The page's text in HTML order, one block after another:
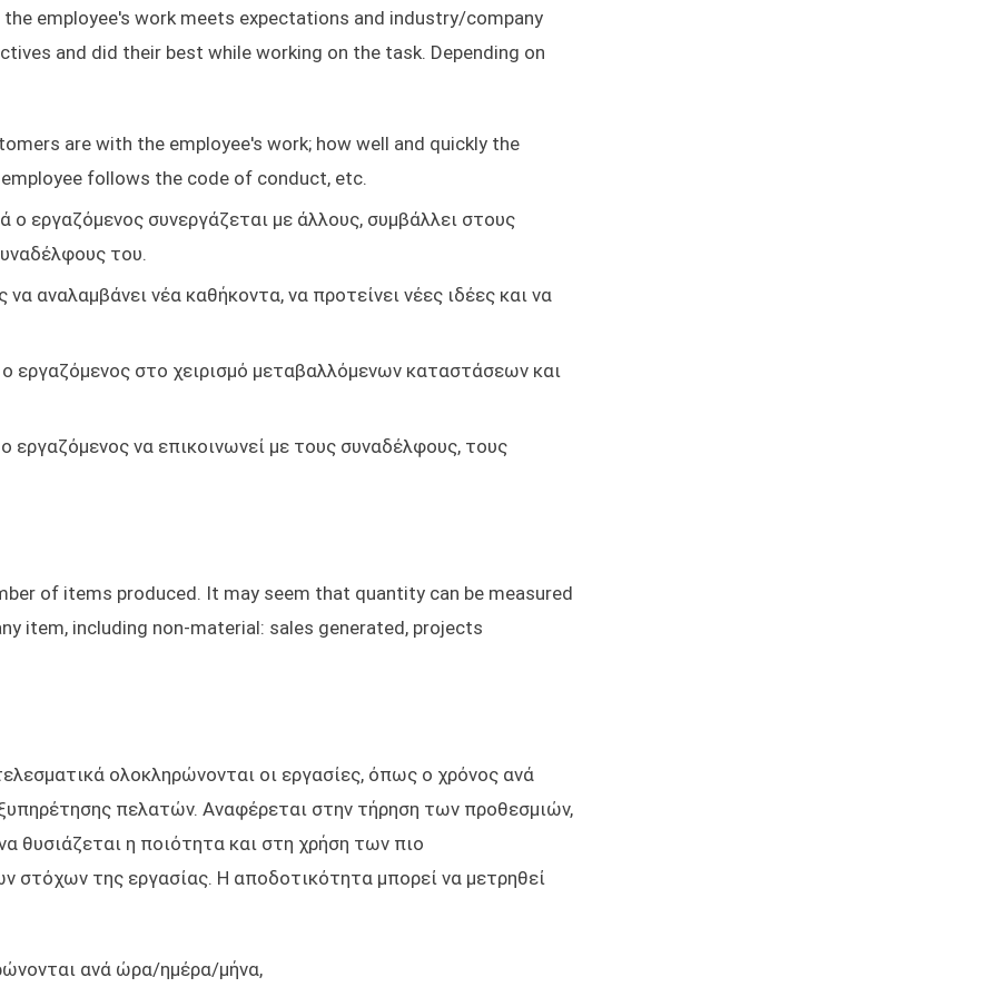
employee's work meets expectations and industry/company
and did their best while working on the task. Depending on
are with the employee's work; how well and quickly the
follows the code of conduct, etc.
ο εργαζόμενος συνεργάζεται με άλλους, συμβάλλει στους
του.
να αναλαμβάνει νέα καθήκοντα, να προτείνει νέες ιδέες και να
εργαζόμενος στο χειρισμό μεταβαλλόμενων καταστάσεων και
να επικοινωνεί με τους συναδέλφους, τους
of items produced. It may seem that quantity can be measured
item, including non-material: sales generated, projects
ολοκληρώνονται οι εργασίες, όπως ο χρόνος ανά
πελατών. Αναφέρεται στην τήρηση των προθεσμιών,
θυσιάζεται η ποιότητα και στη χρήση των πιο
στόχων της εργασίας. Η αποδοτικότητα μπορεί να μετρηθεί
ανά ώρα/ημέρα/μήνα,